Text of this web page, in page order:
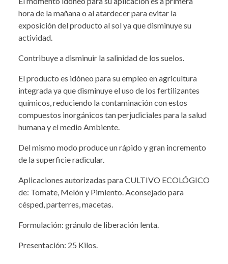
hora de la mañana o al atardecer para evitar la
exposición del producto al sol ya que disminuye su
actividad.
Contribuye a disminuir la salinidad de los suelos.
El producto es idóneo para su empleo en agricultura
integrada ya que disminuye el uso de los fertilizantes
químicos, reduciendo la contaminación con estos
compuestos inorgánicos tan perjudiciales para la salud
humana y el medio Ambiente.
Del mismo modo produce un rápido y gran incremento
de la superficie radicular.
Aplicaciones autorizadas para CULTIVO ECOLÓGICO
de: Tomate, Melón y Pimiento. Aconsejado para
césped, parterres, macetas.
Formulación: gránulo de liberación lenta.
Presentación: 25 Kilos.